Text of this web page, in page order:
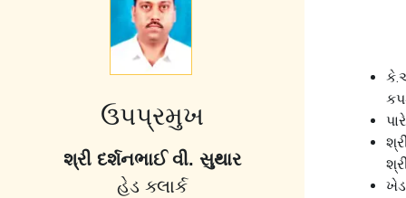
ઉપપ્રમુખ
શ્રી દર્શનભાઈ વી. સુથાર
હેડ ક્લાર્ક